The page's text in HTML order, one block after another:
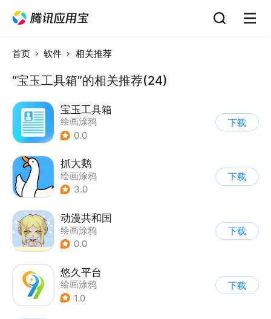
首页 软件 相关推荐
“宝玉工具箱”的相关推荐(24)
宝玉工具箱
绘画涂鸦
0.0
下载
抓大鹅
绘画涂鸦
3.0
下载
动漫共和国
绘画涂鸦
0.0
下载
悠久平台
绘画涂鸦
1.0
下载